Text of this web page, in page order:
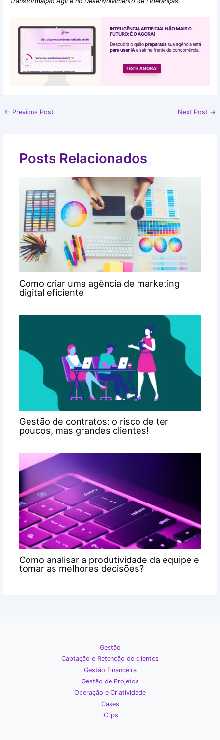
← Previous Post Next Post →
Posts Relacionados
Como criar uma agência de marketing
digital eficiente
Gestão de contratos: o risco de ter
poucos, mas grandes clientes!
Como analisar a produtividade da equipe e
tomar as melhores decisões?
Gestão
Captação e Retenção de clientes
Gestão Financeira
Gestão de Projetos
Operação e Criatividade
Cases
iClips